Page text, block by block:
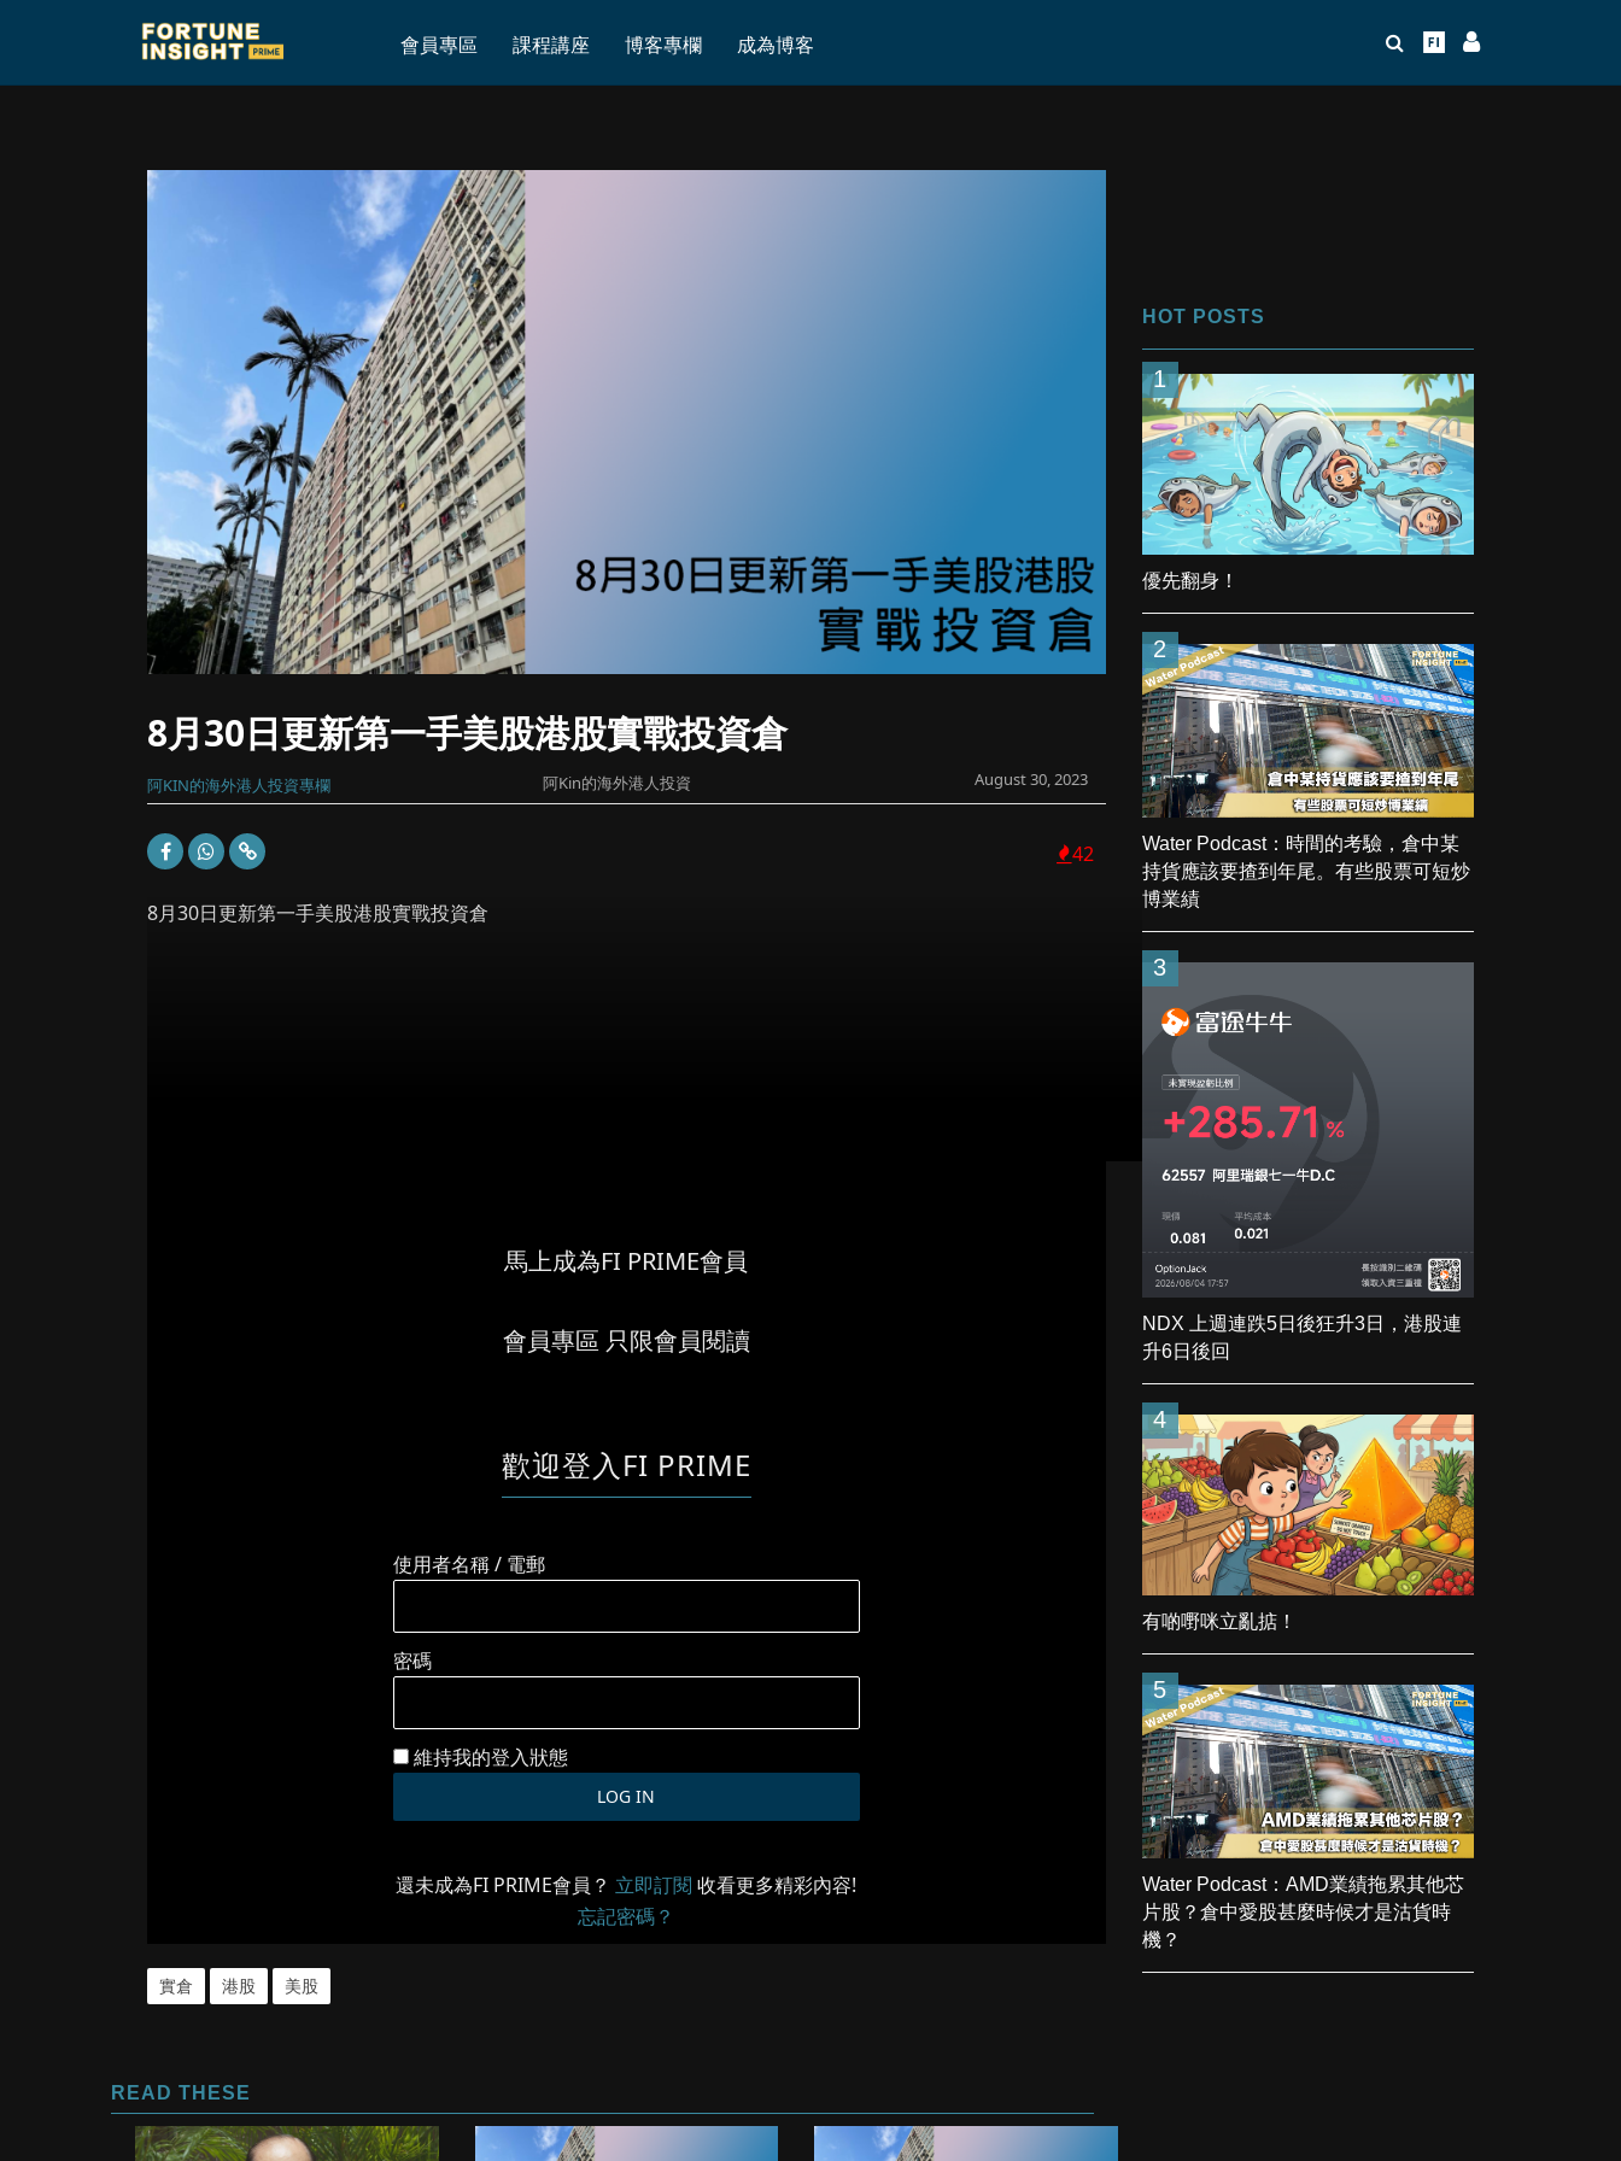
會員專區 課程講座 博客專欄 成為博客
8月30日更新第一手美股港股實戰投資倉
8月30日更新第一手美股港股實戰投資倉
阿KIN的海外港人投資專欄 阿Kin的海外港人投資 August 30, 2023
42
8月30日更新第一手美股港股實戰投資倉
馬上成為FI PRIME會員
會員專區 只限會員閱讀
歡迎登入FI PRIME
使用者名稱 / 電郵
密碼
維持我的登入狀態
還未成為FI PRIME會員？ 立即訂閱 收看更多精彩內容!
忘記密碼？
實倉 港股 美股
READ THESE
HOT POSTS
1
優先翻身！
2
Water Podcast：時間的考驗，倉中某
持貨應該要揸到年尾。有些股票可短炒
博業績
3
NDX 上週連跌5日後狂升3日，港股連
升6日後回
4
有啲嘢咪立亂掂！
5
Water Podcast：AMD業績拖累其他芯
片股？倉中愛股甚麼時候才是沽貨時
機？